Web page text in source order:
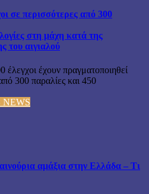
σε περισσότερες από 300
στη μάχη κατά της
του αιγιαλού
έλεγχοι έχουν πραγματοποιηθεί
300 παραλίες και 450
NEWS
αμάξια στην Ελλάδα – Τι